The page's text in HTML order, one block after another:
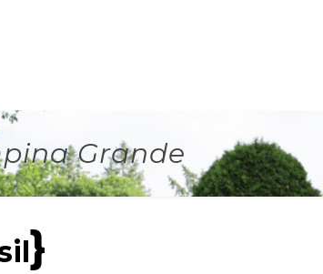
Grande
}